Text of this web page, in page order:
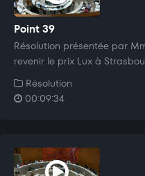
Point 39
Résolution présentée par
revenir le prix Lux à
Résolution
00:09:34